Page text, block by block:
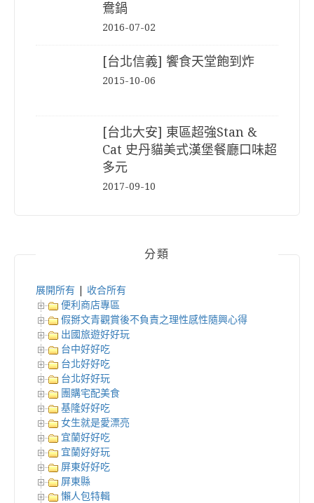
鴦鍋
2016-07-02
[台北信義] 饗食天堂飽到炸
2015-10-06
[台北大安] 東區超強Stan &
Cat 史丹貓美式漢堡餐廳口味超
多元
2017-09-10
分類
展開所有
收合所有
便利商店專區
假掰文青觀賞後不負責之理性感性隨興心得
出國旅遊好好玩
台中好好吃
台北好好吃
台北好好玩
團購宅配美食
基隆好好吃
女生就是愛漂亮
宜蘭好好吃
宜蘭好好玩
屏東好好吃
屏東縣
懶人包特輯